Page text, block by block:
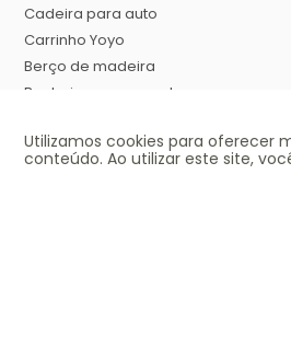
Utilizamos cookies para oferecer
conteúdo. Ao utilizar este site,
Cadeira para auto
Carrinho Yoyo
Berço de madeira
Banheira com suporte
Berço desmontável